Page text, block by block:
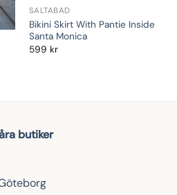
SALTABAD
Bikini Skirt With Pantie Inside
Santa Monica
599 kr
butiker